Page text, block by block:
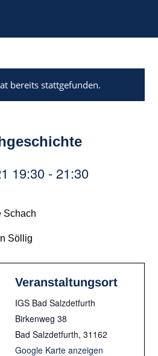
bereits stattgefunden.
19:30 - 21:30
Schach
Söllig
Veranstaltungsort
IGS Bad Salzdetfurth
Birkenweg 38
Bad Salzdetfurth, 31162
Google Karte anzeigen